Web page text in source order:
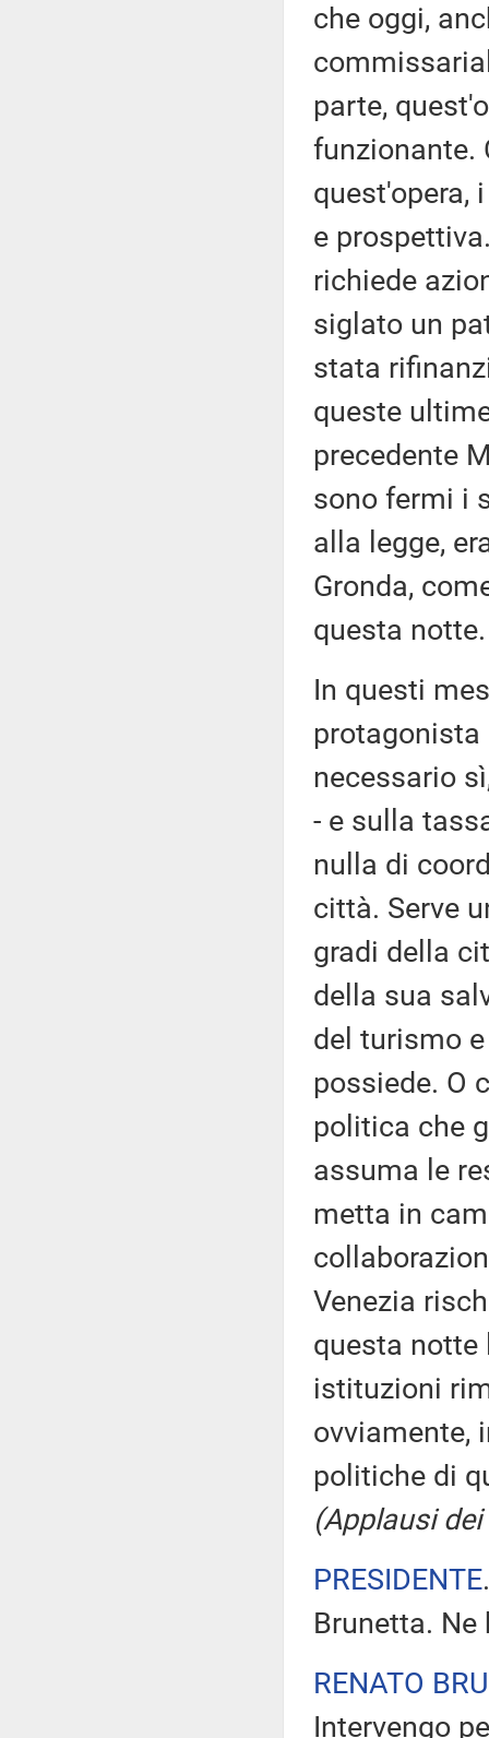
che oggi,
parte,
funzionante.
quest'opera,
e
richiede
siglato un
stata
queste
precedente
sono fermi i
alla legge,
Gronda,
questa notte.
In questi
protagonista
necessario
- e sulla
nulla di
città. Serve
gradi della
della sua
del turismo
possiede. O
politica che
assuma le
metta in
Venezia
questa notte
istituzioni
ovviamente,
politiche di
(Applausi
PRESIDENTE
Brunetta.
RENATO
Intervengo